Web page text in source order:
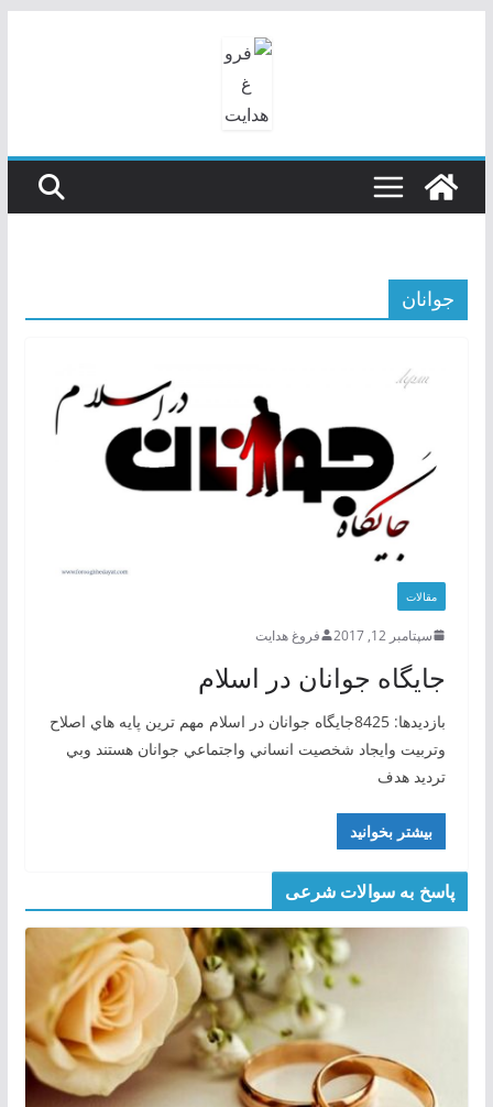
جوانان
مقالات
سپتامبر 12, 2017 فروغ هدایت
جايگاه جوانان در اسلام
بازدیدها: 8425جايگاه جوانان در اسلام مهم ترين پايه هاي اصلاح
وتربيت وايجاد شخصيت انساني واجتماعي جوانان هستند وبي
ترديد هدف
بیشتر بخوانید
پاسخ به سوالات شرعی